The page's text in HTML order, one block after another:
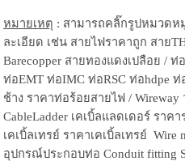
หมายเหตุ : สามารถคลิ๊กรูปหมวดห
ละเอียด เช่น สายไฟราคาถูก สาย
Barecopper สายทองแดงเปลือย /
ท่อEMT ท่อIMC ท่อRSC ท่อhdpe
ช้าง ราคาท่อร้อยสายไฟ / Wireway
CableLadder เคเบิ้ลแลดเดอร์ ราค
เคเบิ้ลเทรย์ ราคาเคเบิ้ลเทรย์ Wire
อุปกรณ์ประกอบท่อ Conduit fitting